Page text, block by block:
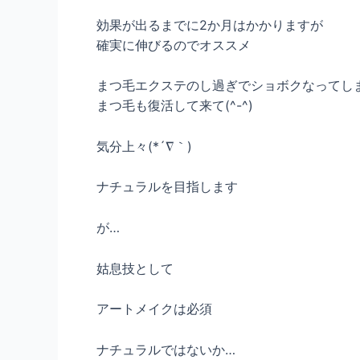
効果が出るまでに2か月はかかりますが
確実に伸びるのでオススメ
まつ毛エクステのし過ぎでショボクなってし
まつ毛も復活して来て(^-^)
気分上々(*´∇｀)
ナチュラルを目指します
が…
姑息技として
アートメイクは必須
ナチュラルではないか…